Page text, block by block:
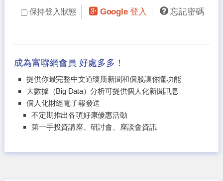
保持登入狀態 Google 登入 忘記密碼
成為富聯網會員 好處多多！
提供你最完整中文道瓊斯新聞和個股讓你懂功能
大數據（Big Data）分析可提供個人化新聞訊息
個人化財經電子報發送
不定期推出各項好康優惠活動
第一手投資講座、研討會、座談會資訊